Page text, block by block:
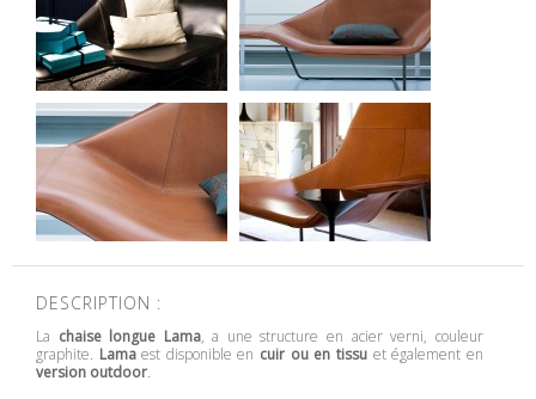
DESCRIPTION :
La chaise longue Lama, a une structure en acier verni, couleur
graphite. Lamaest disponible en cuir ou en tissuet également en
version outdoor.